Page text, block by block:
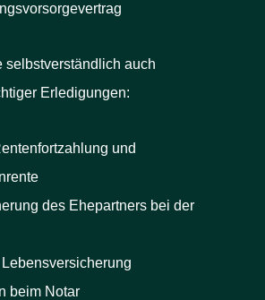
selbstverständlich auch
Erledigungen:
und
des Ehepartners bei der
beim Notar